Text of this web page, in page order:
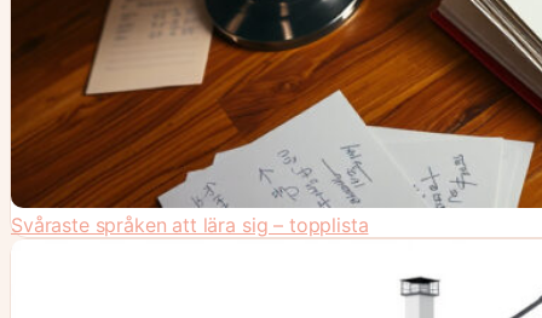
Svåraste språken att lära sig – topplista